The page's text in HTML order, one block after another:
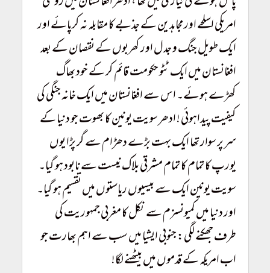
امریکی اسلحے اور مجاہدین کے جذبے کا مقابلہ نہ کرپائے اور
ایک طویل جنگ و جدل اور کھربوں کے نقصان کے بعد
افغانستان میں ایک ٹٹو حکومت قائم کر کے خود بھاگ
کھڑے ہوئے۔ اس سے افغانستان میں ایک خانہ جنگی کی
کیفیت پیداہوئی ! ادھر سویت یونین کا بھوت جو دنیا کے
سر پر سوار تھا ایک بہت بڑے دھڑام سے گر پڑا یوں
یورپ کا تمام کا تمام مشرقی بلاک نیست سے نابود ہو گیا۔
سویت یونین ایک سے بیسیوں ریاستوں میں تقسیم ہو گیا۔
اور دنیا میں کمیونسزم سے نکل کا مغربی جمہوریت کی
طرف جھکنے لگی: جنوبی ایشیا میں سب سے اہم بھارت جو
اب امریکہ کے قدموں میں بیٹھنے لگا!